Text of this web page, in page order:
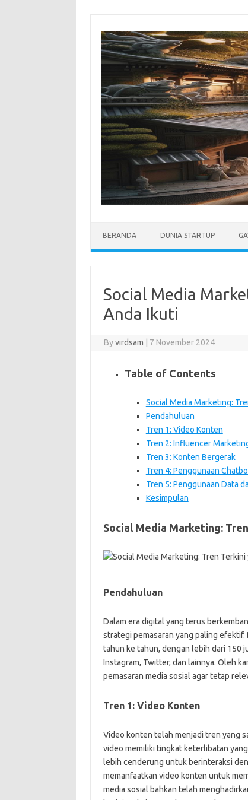
content
BERANDA DUNIA STARTUP
Social Media
Anda Ikuti
Byvirdsam 7 November 2024
Table of Contents
Social Media Marketing:
Pendahuluan
Tren 1: Video Konten
Tren 2: Influencer
Tren 3: Konten Bergerak
Tren 4: Penggunaan
Tren 5: Penggunaan Data
Kesimpulan
Social Media Marketing:
Pendahuluan
Dalam era digital yang terus
strategi pemasaran yang paling efektif.
tahun ke tahun, dengan lebih dari 150
Instagram, Twitter, dan lainnya. Oleh
pemasaran media sosial agar tetap
Tren 1: Video Konten
Video konten telah menjadi tren yang
video memiliki tingkat keterlibatan
lebih cenderung untuk berinteraksi
memanfaatkan video konten untuk
media sosial bahkan telah